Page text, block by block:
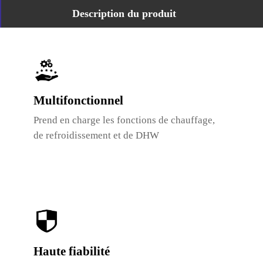
Description du produit
Multifonctionnel
Prend en charge les fonctions de chauffage,
de refroidissement et de DHW
Haute fiabilité